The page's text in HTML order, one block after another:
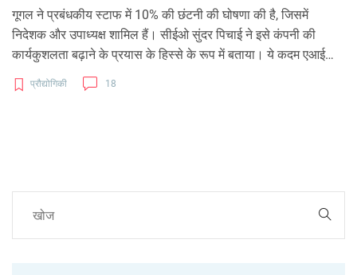
गूगल ने प्रबंधकीय स्टाफ में 10% की छंटनी की घोषणा की है, जिसमें
निदेशक और उपाध्यक्ष शामिल हैं। सीईओ सुंदर पिचाई ने इसे कंपनी की
कार्यकुशलता बढ़ाने के प्रयास के हिस्से के रूप में बताया। ये कदम एआई
प्रतिद्वंदियों से बढ़ती प्रतिस्पर्धा के चलते उठाया गया है, जहां गूगल अपनी
खोज प्रधानता को बनाए रखने के लिए संघर्ष कर रहा है।
प्रौद्योगिकी 18